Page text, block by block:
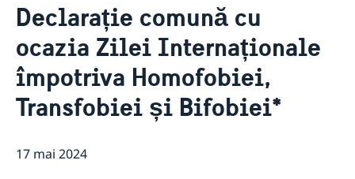
Despre noi
GDPR Data Protection Policy
Cooperare pentru dezvoltare
Parteneriatul Estic
Noutati
Declarație comună cu
ocazia Zilei Internaționale
împotriva Homofobiei,
Transfobiei și Bifobiei*
17 mai 2024